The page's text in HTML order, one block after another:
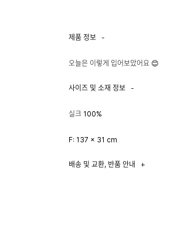
제품 정보 -
오늘은 이렇게 입어보았어요 😊
사이즈 및 소재 정보 -
실크 100%
F: 137 x 31 cm
배송 및 교환, 반품 안내 +